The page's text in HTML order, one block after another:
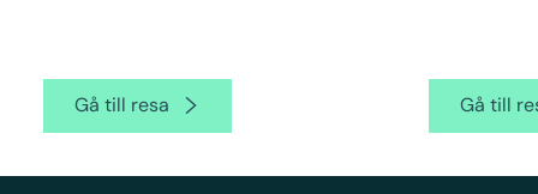
Gå till resa Gå till